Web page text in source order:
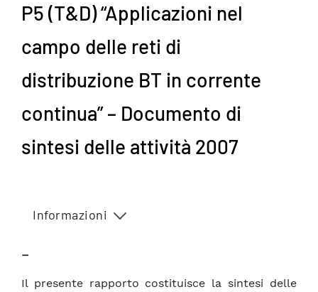
P5 (T&D) “Applicazioni nel
campo delle reti di
distribuzione BT in corrente
continua” – Documento di
sintesi delle attività 2007
Informazioni
–
Il presente rapporto costituisce la sintesi delle